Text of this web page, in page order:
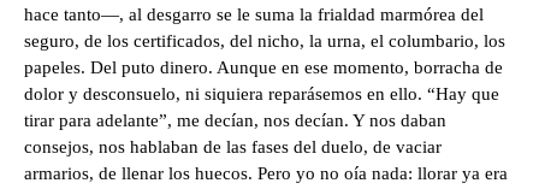
hace tanto—, al desgarro se le suma la frialdad marmórea del
seguro, de los certificados, del nicho, la urna, el columbario, los
papeles. Del puto dinero. Aunque en ese momento, borracha de
dolor y desconsuelo, ni siquiera reparásemos en ello. “Hay que
tirar para adelante”, me decían, nos decían. Y nos daban
consejos, nos hablaban de las fases del duelo, de vaciar
armarios, de llenar los huecos. Pero yo no oía nada: llorar ya era